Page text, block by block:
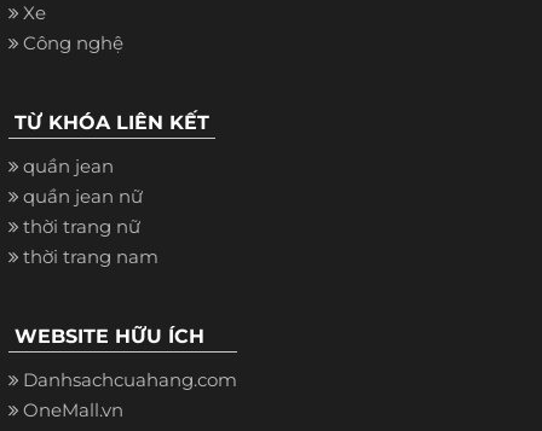
Xe
Công nghệ
TỪ KHÓA LIÊN KẾT
quần jean
quần jean nữ
thời trang nữ
thời trang nam
WEBSITE HỮU ÍCH
Danhsachcuahang.com
OneMall.vn